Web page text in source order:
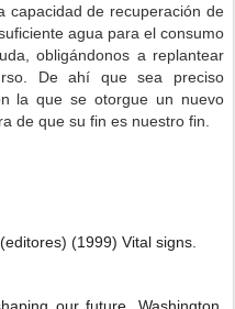
capacidad de recuperación de
agua para el consumo
obligándonos a replantear
De ahí que sea preciso
la que se otorgue un nuevo
de que su fin es nuestro fin.
(1999) Vital signs.